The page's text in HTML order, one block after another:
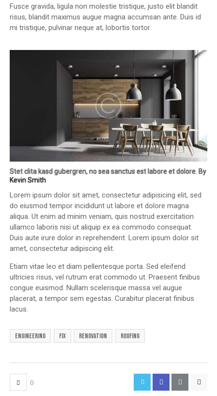
Fusce gravida, ligula non molestie tristique, justo elit blandit
risus, blandit maximus augue magna accumsan ante. Duis id
mi tristique, pulvinar neque at, lobortis tortor.
Stet clita kasd gubergren, no sea sanctus est labore et dolore. By
Kevin Smith
Lorem ipsum dolor sit amet, consectetur adipisicing elit, sed
do eiusmod tempor incididunt ut labore et dolore magna
aliqua. Ut enim ad minim veniam, quis nostrud exercitation
ullamco laboris nisi ut aliquip ex ea commodo consequat.
Duis aute irure dolor in reprehenderit. Lorem ipsum dolor sit
amet, consectetur adipiscing elit.
Etiam vitae leo et diam pellentesque porta. Sed eleifend
ultricies risus, vel rutrum erat commodo ut. Praesent finibus
congue euismod. Nullam scelerisque massa vel augue
placerat, a tempor sem egestas. Curabitur placerat finibus
lacus.
engineering fix renovation roofing
0